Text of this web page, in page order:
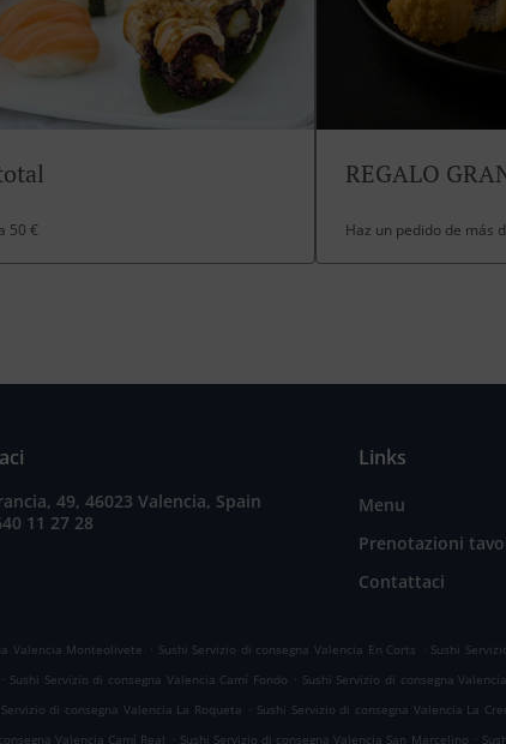
50 €
REGALO
Haz un pedido de más
49, 46023 Valencia, Spain
11 27 28
Links
Menu
Prenotazioni
Contattaci
Valencia Monteolivete . Sushi Servizio di consegna Valencia En Corts . Sushi
. Sushi Servizio di consegna Valencia Camí Fondo . Sushi Servizio di consegna
di consegna Valencia La Roqueta . Sushi Servizio di consegna Valencia La
Valencia Camí Real . Sushi Servizio di consegna Valencia San Marcelino .